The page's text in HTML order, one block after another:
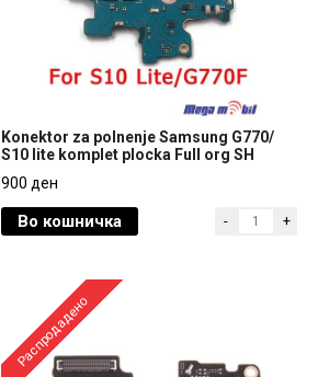
Konektor za polnenje Samsung G770/
900 ден
Konektor za polnenje Samsung G770/
S10 lite komplet plocka Full org SH
900 ден
Во кошничка - +
Распродадено